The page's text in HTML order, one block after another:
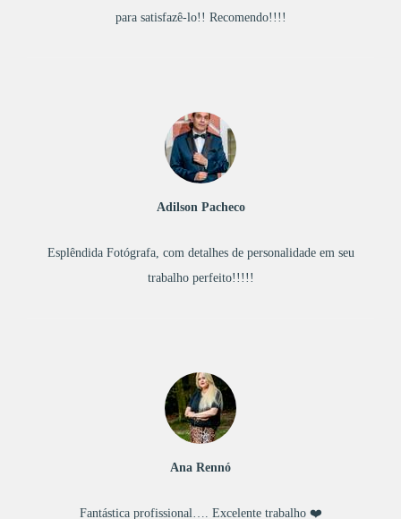
para satisfazê-lo!! Recomendo!!!!
Esplêndida Fotógrafa, com detalhes de personalidade em seu
trabalho perfeito!!!!!
Adilson Pacheco
Fantástica profissional…. Excelente trabalho ❤️
Ana Rennó